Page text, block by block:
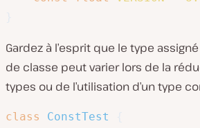
Gardez à l’esprit que le type
de classe peut varier lors de la
types ou de l’utilisation d’un type
class ConstTest